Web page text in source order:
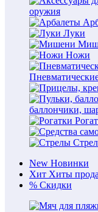
оружия
Луки
Ножи
баллончики,
New Новинки
Хит Хиты
% Скидки